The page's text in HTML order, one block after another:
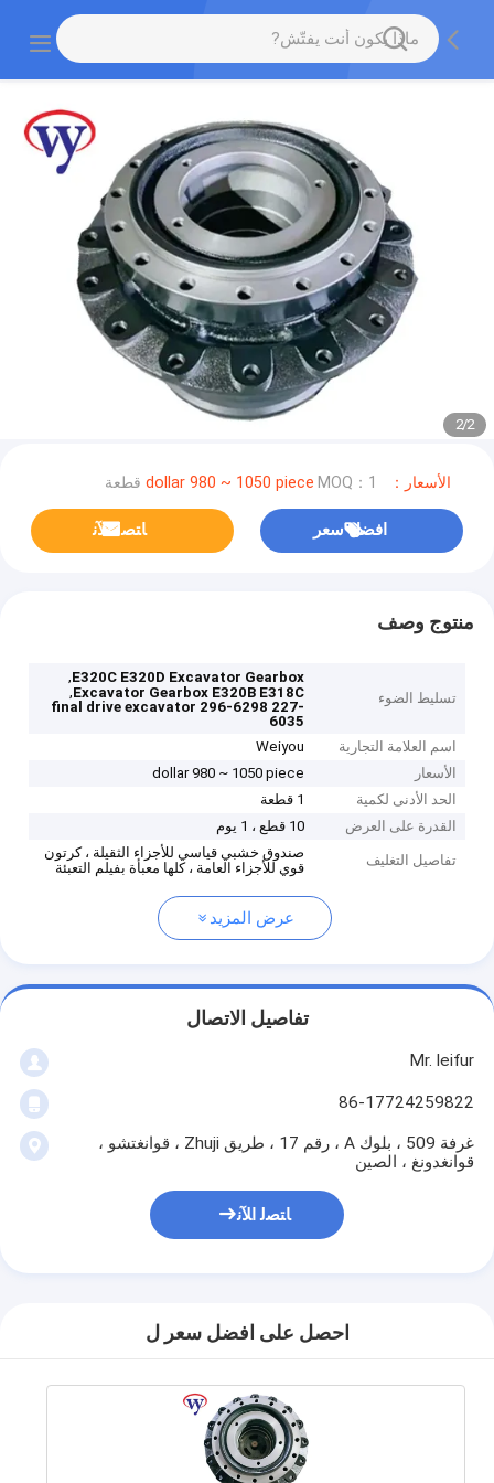
2
/
2
الأسعار：dollar 980 ~ 1050 piece MOQ：1 قطعة
افضل سعر ﺎﺘﺼﻟ ﺍﻶﻧ
منتوج وصف
تسليط الضوء
E320C E320D Excavator Gearbox
,
Excavator Gearbox E320B E318C
,
final drive excavator 296-6298 227-
6035
اسم العلامة التجارية
Weiyou
الأسعار
dollar 980 ~ 1050 piece
الحد الأدنى لكمية
1 قطعة
القدرة على العرض
10 قطع ، 1 يوم
تفاصيل التغليف
صندوق خشبي قياسي للأجزاء الثقيلة ، كرتون
قوي للأجزاء العامة ، كلها معبأة بفيلم التعبئة
عرض المزيد
تفاصيل الاتصال
Mr. leifur
86-17724259822
غرفة 509 ، بلوك A ، رقم 17 ، طريق Zhuji ، قوانغتشو ،
قوانغدونغ ، الصين
ﺎﺘﺼﻟ ﺍﻶﻧ
احصل على افضل سعر ل